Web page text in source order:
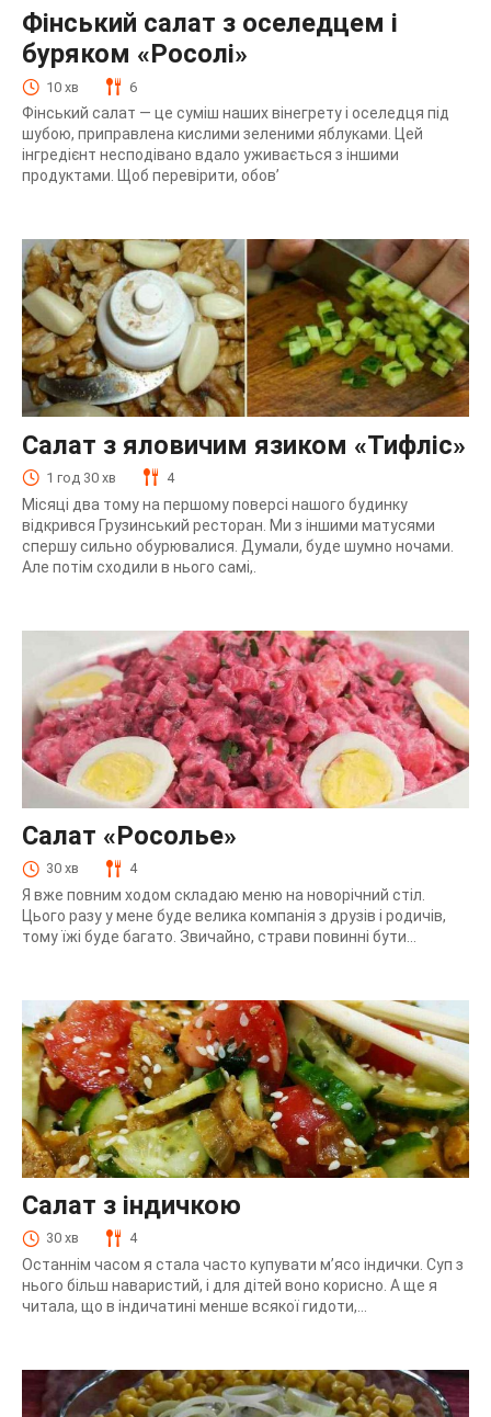
Фінський салат з оселедцем і
буряком «Росолі»
10 хв 6
Фінський салат — це суміш наших вінегрету і оселедця під
шубою, приправлена кислими зеленими яблуками. Цей
інгредієнт несподівано вдало уживається з іншими
продуктами. Щоб перевірити, обов’
Салат з яловичим язиком «Тифліс»
1 год 30 хв 4
Місяці два тому на першому поверсі нашого будинку
відкрився Грузинський ресторан. Ми з іншими матусями
спершу сильно обурювалися. Думали, буде шумно ночами.
Але потім сходили в нього самі,.
Салат «Росолье»
30 хв 4
Я вже повним ходом складаю меню на новорічний стіл.
Цього разу у мене буде велика компанія з друзів і родичів,
тому їжі буде багато. Звичайно, страви повинні бути...
Салат з індичкою
30 хв 4
Останнім часом я стала часто купувати м’ясо індички. Суп з
нього більш наваристий, і для дітей воно корисно. А ще я
читала, що в індичатині менше всякої гидоти,...